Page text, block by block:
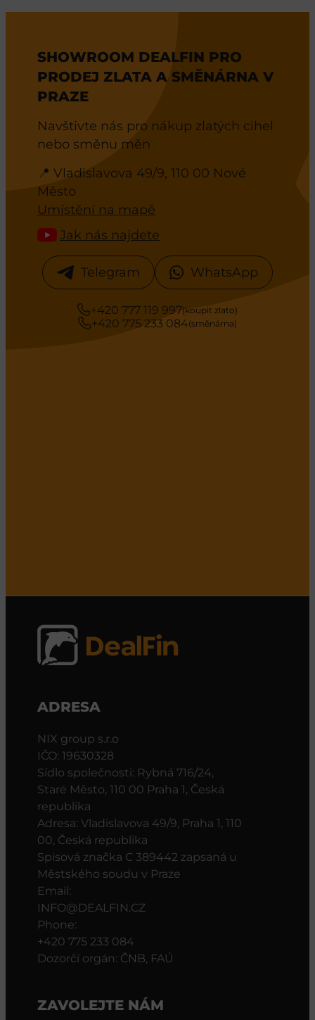
SHOWROOM DEALFIN PRO
PRODEJ ZLATA A SMĚNÁRNA V
PRAZE
Navštivte nás pro nákup zlatých cihel
nebo směnu měn
📍 Vladislavova 49/9, 110 00 Nové
Město
Umístění na mapě
Jak nás najdete
Telegram WhatsApp
+420 777 119 997(koupit zlato)
+420 775 233 084(směnárna)
ADRESA
NIX group s.r.o
IČO: 19630328
Sídlo společnosti: Rybná 716/24,
Staré Město, 110 00 Praha 1, Česká
republika
Adresa: Vladislavova 49/9, Praha 1, 110
00, Česká republika
Spisová značka C 389442 zapsaná u
Městského soudu v Praze
Email:
INFO@DEALFIN.CZ
Phone:
+420 775 233 084
Dozorčí orgán: ČNB, FAÚ
ZAVOLEJTE NÁM